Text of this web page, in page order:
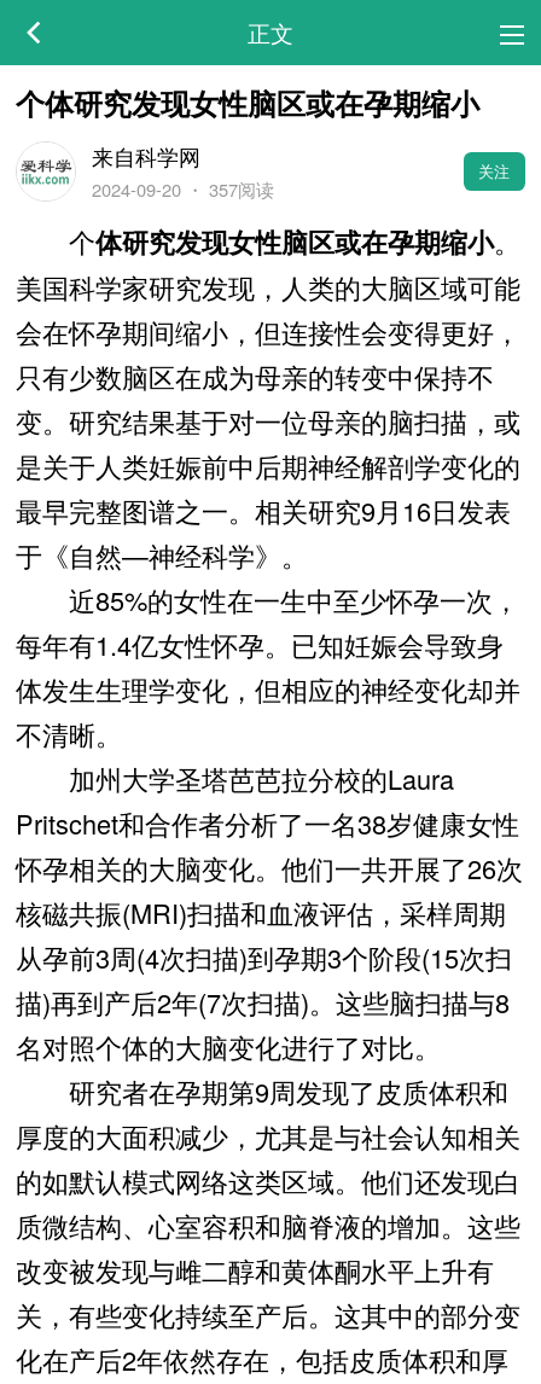
正文
个体研究发现女性脑区或在孕期缩小
来自科学网
2024-09-20・ 357阅读
关注
个体研究发现女性脑区或在孕期缩小。
美国科学家研究发现，人类的大脑区域可能
会在怀孕期间缩小，但连接性会变得更好，
只有少数脑区在成为母亲的转变中保持不
变。研究结果基于对一位母亲的脑扫描，或
是关于人类妊娠前中后期神经解剖学变化的
最早完整图谱之一。相关研究9月16日发表
于《自然—神经科学》。
近85%的女性在一生中至少怀孕一次，
每年有1.4亿女性怀孕。已知妊娠会导致身
体发生生理学变化，但相应的神经变化却并
不清晰。
加州大学圣塔芭芭拉分校的Laura
Pritschet和合作者分析了一名38岁健康女性
怀孕相关的大脑变化。他们一共开展了26次
核磁共振(MRI)扫描和血液评估，采样周期
从孕前3周(4次扫描)到孕期3个阶段(15次扫
描)再到产后2年(7次扫描)。这些脑扫描与8
名对照个体的大脑变化进行了对比。
研究者在孕期第9周发现了皮质体积和
厚度的大面积减少，尤其是与社会认知相关
的如默认模式网络这类区域。他们还发现白
质微结构、心室容积和脑脊液的增加。这些
改变被发现与雌二醇和黄体酮水平上升有
关，有些变化持续至产后。这其中的部分变
化在产后2年依然存在，包括皮质体积和厚